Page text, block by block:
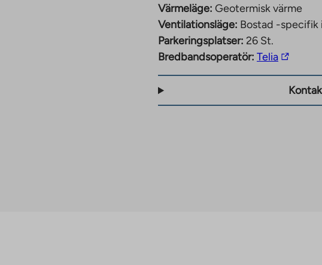
Värmeläge: Geotermisk värme
Ventilationsläge: Bostad -
Parkeringsplatser: 26 St.
Bredbandsoperatör: TeliaThe
link
takes
you